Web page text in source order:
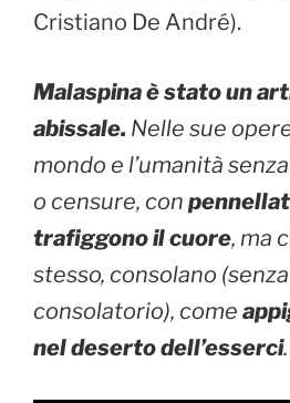
Cristiano De André).
Malaspina è stato un
abissale. Nelle sue
mondo e l’umanità
o censure, con
trafiggono il cuore, ma
stesso, consolano
consolatorio), come
nel deserto dell’esserci.